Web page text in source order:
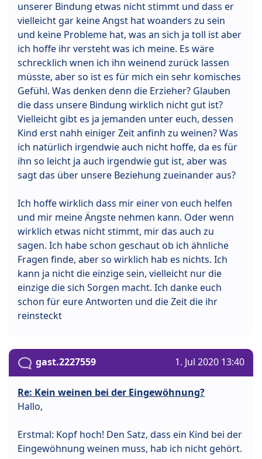
unserer Bindung etwas nicht stimmt und dass er
vielleicht gar keine Angst hat woanders zu sein
und keine Probleme hat, was an sich ja toll ist aber
ich hoffe ihr versteht was ich meine. Es wäre
schrecklich wnen ich ihn weinend zurück lassen
müsste, aber so ist es für mich ein sehr komisches
Gefühl. Was denken denn die Erzieher? Glauben
die dass unsere Bindung wirklich nicht gut ist?
Vielleicht gibt es ja jemanden unter euch, dessen
Kind erst nahh einiger Zeit anfinh zu weinen? Was
ich natürlich irgendwie auch nicht hoffe, da es für
ihn so leicht ja auch irgendwie gut ist, aber was
sagt das über unsere Beziehung zueinander aus?
Ich hoffe wirklich dass mir einer von euch helfen
und mir meine Ängste nehmen kann. Oder wenn
wirklich etwas nicht stimmt, mir das auch zu
sagen. Ich habe schon geschaut ob ich ähnliche
Fragen finde, aber so wirklich hab es nichts. Ich
kann ja nicht die einzige sein, vielleicht nur die
einzige die sich Sorgen macht. Ich danke euch
schon für eure Antworten und die Zeit die ihr
reinsteckt
gast.2227559 1. Jul 2020 13:40
Re: Kein weinen bei der Eingewöhnung?
Hallo,
Erstmal: Kopf hoch! Den Satz, dass ein Kind bei der
Eingewöhnung weinen muss, hab ich nicht gehört.